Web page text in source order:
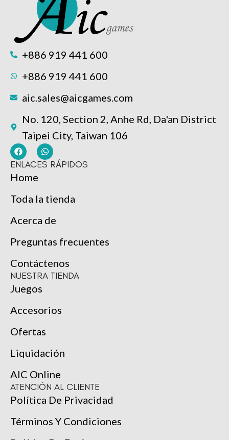
+886 919 441 600
+886 919 441 600
aic.sales@aicgames.com
No. 120, Section 2, Anhe Rd, Da'an District
Taipei City, Taiwan 106
ENLACES RÁPIDOS
Home
Toda la tienda
Acerca de
Preguntas frecuentes
Contáctenos
NUESTRA TIENDA
Juegos
Accesorios
Ofertas
Liquidación
AIC Online
ATENCIÓN AL CLIENTE
Política De Privacidad
Términos Y Condiciones